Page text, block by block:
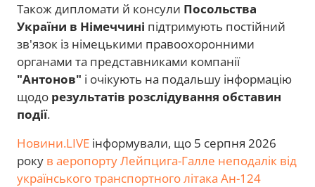
Також дипломати й консули Посольства
України в Німеччині підтримують постійний
зв'язок із німецькими правоохоронними
органами та представниками компанії
"Антонов" і очікують на подальшу інформацію
щодо результатів розслідування обставин
події.
Новини.LIVE інформували, що 5 серпня 2026
року в аеропорту Лейпцига-Галле неподалік від
українського транспортного літака Ан-124